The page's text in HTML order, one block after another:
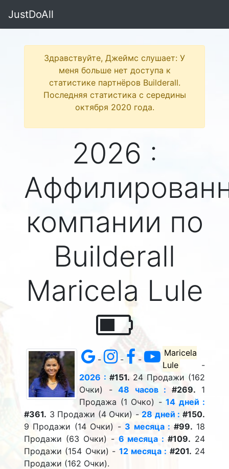
JustDoAll
Здравствуйте, Джеймс слушает: У
меня больше нет доступа к
статистике партнёров Builderall.
Последняя статистика с середины
октября 2020 года.
2026 :
компании по
Builderall
Maricela Lule
- - -
Maricela
Lule
-
2026 : #151. 24 Продажи (162
Очки) - 48 часов : #269. 1
Продажа (1 Очко) - 14 дней :
#361. 3 Продажи (4 Очки) -28 дней : #150.
9 Продажи (14 Очки) - 3 месяца : #99. 18
Продажи (63 Очки) - 6 месяца : #109. 24
Продажи (154 Очки) - 12 месяца : #201. 24
Продажи (162 Очки).